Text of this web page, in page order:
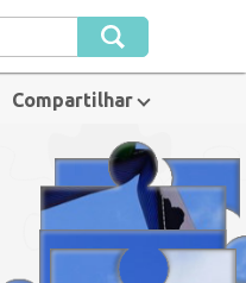
Compartilhar